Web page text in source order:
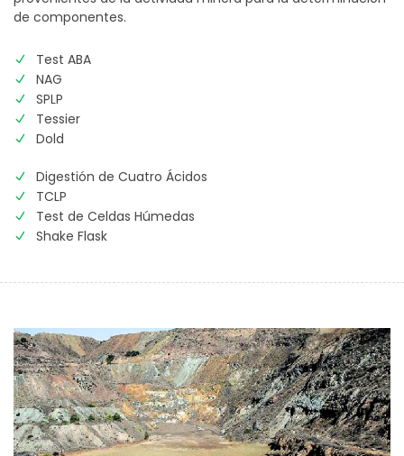
de componentes.
Test ABA
NAG
SPLP
Tessier
Dold
Digestión de Cuatro Ácidos
TCLP
Test de Celdas Húmedas
Shake Flask